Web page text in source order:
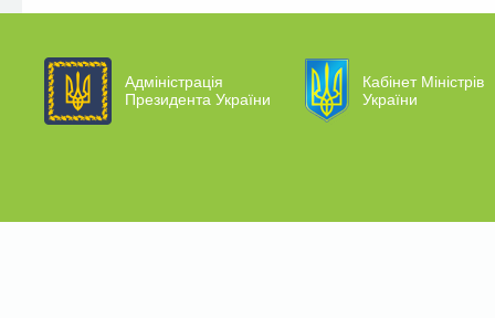
Адміністрація
Президента України
Кабінет Міністрів
України